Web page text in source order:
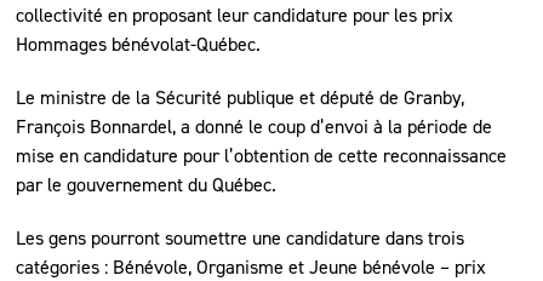
collectivité en proposant leur candidature pour les prix
Hommages bénévolat-Québec.
Le ministre de la Sécurité publique et député de Granby,
François Bonnardel, a donné le coup d’envoi à la période de
mise en candidature pour l’obtention de cette reconnaissance
par le gouvernement du Québec.
Les gens pourront soumettre une candidature dans trois
catégories : Bénévole, Organisme et Jeune bénévole – prix